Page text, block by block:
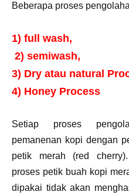
Beberapa proses
1) full wash,
2) semiwash,
3) Dry atau natural
4) Honey Process
Setiap proses
pemanenan kopi dengan
petik merah (red
proses petik buah kopi
dipakai tidak akan